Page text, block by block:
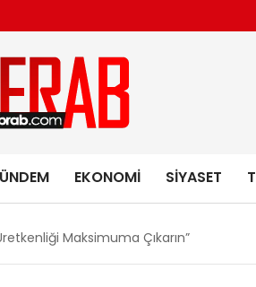
EKONOMI SIYASET
Maksimuma Çıkarın”